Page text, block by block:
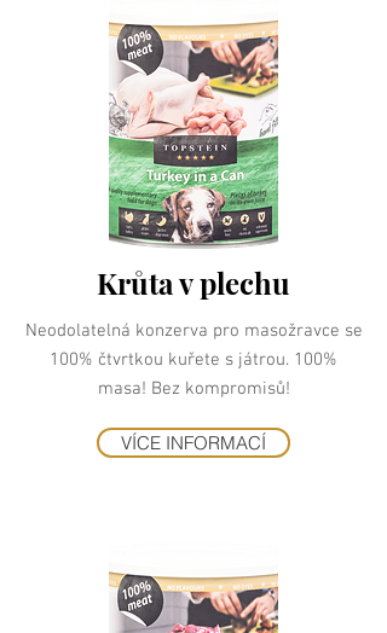
Krůta v plechu
Neodolatelná konzerva pro masožravce se
100% čtvrtkou kuřete s játrou. 100%
masa! Bez kompromisů!
VÍCE INFORMACÍ